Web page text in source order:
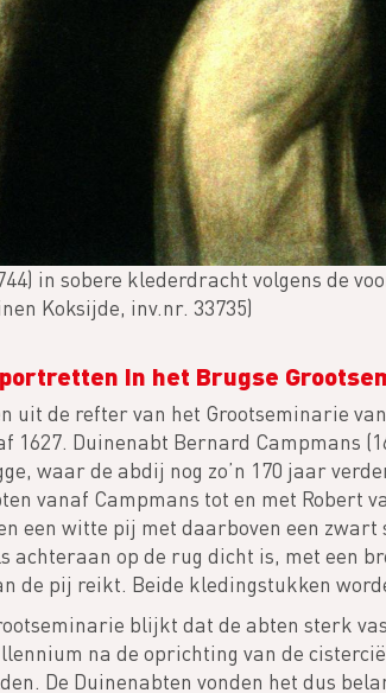
in sobere klederdracht volgens de
Koksijde, inv.nr. 33735)
in het Brugse
uit de refter van het Grootseminarie
1627. Duinenabt Bernard Campmans
waar de abdij nog zo’n 170 jaar
vanaf Campmans tot en met Robert
een witte pij met daarboven een
achteraan op de rug dicht is, met een
de pij reikt. Beide kledingstukken
blijkt dat de abten sterk
na de oprichting van de
De Duinenabten vonden het dus